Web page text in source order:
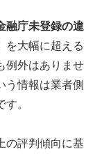
融庁未登録の違
を大幅に超える
例外はありませ
う情報は業者側
。
の評判傾向に基